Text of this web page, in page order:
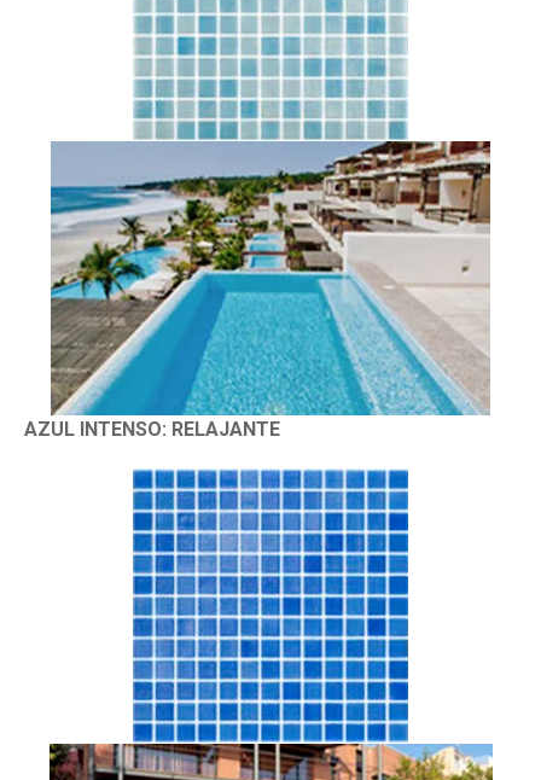
AZUL INTENSO: RELAJANTE